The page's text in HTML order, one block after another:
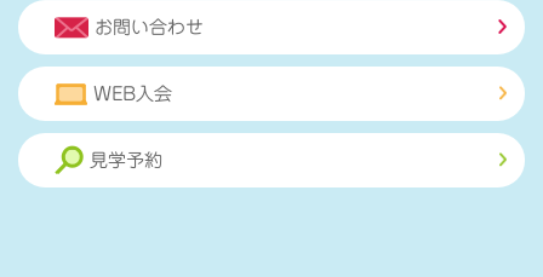
お問い合わせ
WEB入会
見学予約